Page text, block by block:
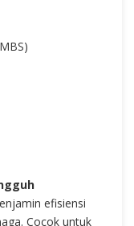
efisiensi
Cocok untuk